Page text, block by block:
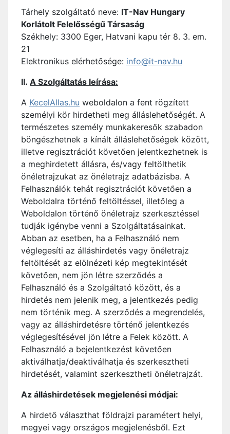
Tárhely szolgáltató neve: IT-Nav Hungary
Korlátolt Felelősségű Társaság
Székhely: 3300 Eger, Hatvani kapu tér 8. 3. em.
21
Elektronikus elérhetősége: info@it-nav.hu
II. A Szolgáltatás leírása:
A KecelAllas.hu weboldalon a fent rögzített
személyi kör hirdetheti meg álláslehetőségét. A
természetes személy munkakeresők szabadon
böngészhetnek a kínált álláslehetőségek között,
illetve regisztrációt követően jelentkezhetnek is
a meghirdetett állásra, és/vagy feltölthetik
önéletrajzukat az önéletrajz adatbázisba. A
Felhasználók tehát regisztrációt követően a
Weboldalra történő feltöltéssel, illetőleg a
Weboldalon történő önéletrajz szerkesztéssel
tudják igénybe venni a Szolgáltatásainkat.
Abban az esetben, ha a Felhasználó nem
véglegesíti az álláshirdetés vagy önéletrajz
feltöltését az elölnézeti kép megtekintését
követően, nem jön létre szerződés a
Felhasználó és a Szolgáltató között, és a
hirdetés nem jelenik meg, a jelentkezés pedig
nem történik meg. A szerződés a megrendelés,
vagy az álláshirdetésre történő jelentkezés
véglegesítésével jön létre a Felek között. A
Felhasználó a bejelentkezést követően
aktiválhatja/deaktiválhatja és szerkesztheti
hirdetését, valamint szerkesztheti önéletrajzát.
Az álláshirdetések megjelenési módjai:
A hirdető választhat földrajzi paramétert helyi,
megyei vagy országos megjelenésből. Ezt